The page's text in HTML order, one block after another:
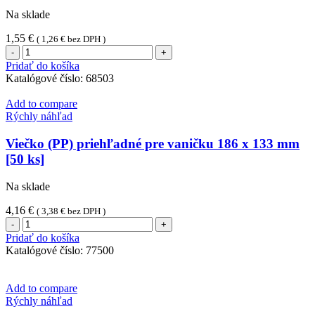
Na sklade
1,55 € ( 1,26 € bez DPH )
množstvo
Taška
(HDPE)
rolovaná
transparentná
`3kg`
[250
ks]
Pridať do košíka
Katalógové číslo: 68503
Add to compare
Rýchly náhľad
Viečko (PP) priehľadné pre vaničku 186 x 133 mm
[50 ks]
Na sklade
4,16 € ( 3,38 € bez DPH )
množstvo
Viečko
(PP)
priehľadné
vaničku
186
Pridať do košíka
Katalógové číslo: 77500
Add to compare
Rýchly náhľad